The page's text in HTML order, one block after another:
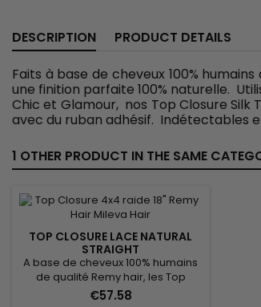
DESCRIPTION
PRODUCT DETAILS
Faits à base de cheveux 100%
une finition parfaite 100% naturelle.
Chic et Glamour, nos Top Closure
avec du ruban adhésif. Indétectables
1 OTHER PRODUCT IN THE SAME
TOP CLOSURE LACE NATURAL
STRAIGHT
A base de cheveux 100% humains
de qualité Remy hair, les Top
Closure Mileva Hair sont piqués sur
€57.58